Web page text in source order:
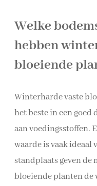
Welke
hebben
bloeiende
Winterharde vaste
het beste in een
aan voedingsstoffen.
waarde is vaak ideaal
standplaats geven de
bloeiende planten de